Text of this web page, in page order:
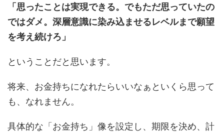
「思ったことは実現できる。でもただ思っていたの
ではダメ。深層意識に染み込ませるレベルまで願望
を考え続けろ」
ということだと思います。
将来、お金持ちになれたらいいなぁといくら思って
も、なれません。
具体的な「お金持ち」像を設定し、期限を決め、計